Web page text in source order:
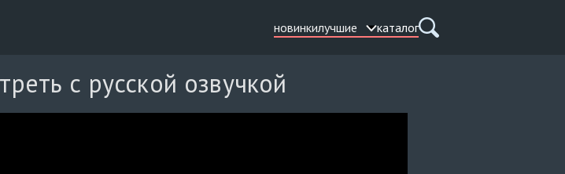
новинкилучшие каталог
с русской озвучкой